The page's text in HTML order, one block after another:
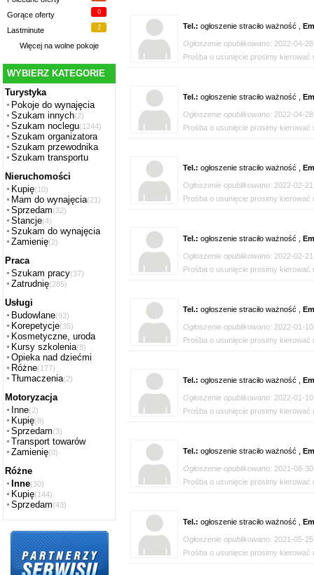
Gorące oferty 0
Lastminute 2
Więcej na wolne pokoje
WYBIERZ KATEGORIE
Turystyka
Pokoje do wynajęcia
Szukam innych(2)
Szukam noclegu(1244)
Szukam organizatora
Szukam przewodnika
Szukam transportu
Nieruchomości
Kupię(10)
Mam do wynajęcia(21)
Sprzedam(32)
Stancje(4)
Szukam do wynajęcia
Zamienię(2)
Praca
Szukam pracy(37)
Zatrudnię(285)
Usługi
Budowlane(92)
Korepetycje(35)
Kosmetyczne, uroda
Kursy szkolenia(8)
Opieka nad dziećmi
Różne(177)
Tłumaczenia(2)
Motoryzacja
Inne(2)
Kupię(8)
Sprzedam(3)
Transport towarów
Zamienię(0)
Różne
Inne(30)
Kupię(144)
Sprzedam(43)
Tel.: ogłoszenie straciło ważność ,
Ogłoszenie opublikowano: 2022-04-
Prośba o usunięcie prosimy kierować
Tel.: ogłoszenie straciło ważność ,
Ogłoszenie opublikowano: 2022-04-
Prośba o usunięcie prosimy kierować
Tel.: ogłoszenie straciło ważność ,
Ogłoszenie opublikowano: 2022-02-
Prośba o usunięcie prosimy kierować
Tel.: ogłoszenie straciło ważność ,
Ogłoszenie opublikowano: 2022-02-
Prośba o usunięcie prosimy kierować
Tel.: ogłoszenie straciło ważność ,
Ogłoszenie opublikowano: 2022-01-
Prośba o usunięcie prosimy kierować
Tel.: ogłoszenie straciło ważność ,
Ogłoszenie opublikowano: 2022-01-
Prośba o usunięcie prosimy kierować
Tel.: ogłoszenie straciło ważność ,
Ogłoszenie opublikowano: 2021-08-
Prośba o usunięcie prosimy kierować
Tel.: ogłoszenie straciło ważność ,
Ogłoszenie opublikowano: 2021-05-
Prośba o usunięcie prosimy kierować